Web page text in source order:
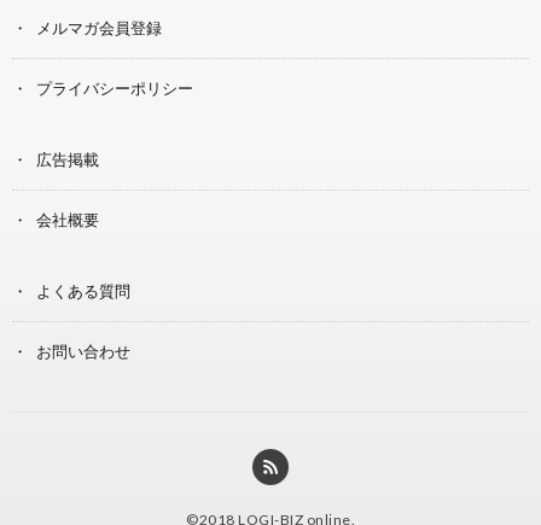
メルマガ会員登録
プライバシーポリシー
広告掲載
会社概要
よくある質問
お問い合わせ
©2018 LOGI-BIZ online